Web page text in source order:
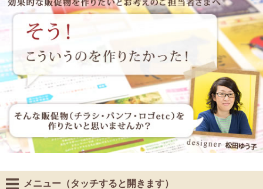
メニュー（タッチすると開きます）